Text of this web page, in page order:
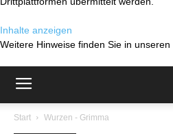
Inhalte anzeigen
Weitere Hinweise finden Sie in unseren
Start Wurzen - Grimma